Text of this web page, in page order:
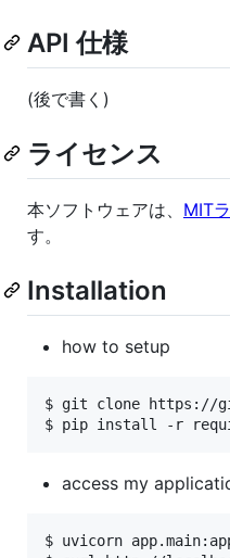
API 仕様
(後で書く)
ライセンス
本ソフトウェアは、 MIT
す。
Installation
how to setup
$ git clone https://
access my
$ uvicorn